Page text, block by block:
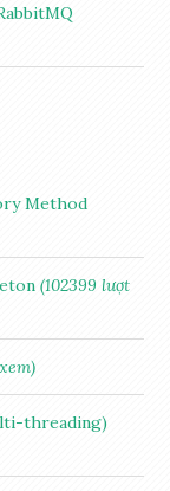
Method
(102399 lượt
threading)